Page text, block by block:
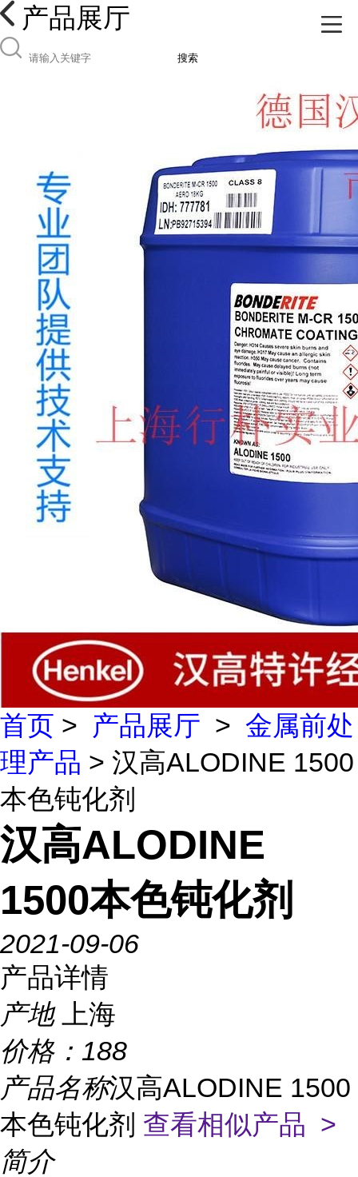
产品展厅
搜索
首页 > 产品展厅 > 金属前处
理产品 > 汉高ALODINE 1500
本色钝化剂
汉高ALODINE
1500本色钝化剂
2021-09-06
产品详情
产地
上海
价格： 188
产品名称汉高ALODINE 1500
本色钝化剂 查看相似产品 >
简介